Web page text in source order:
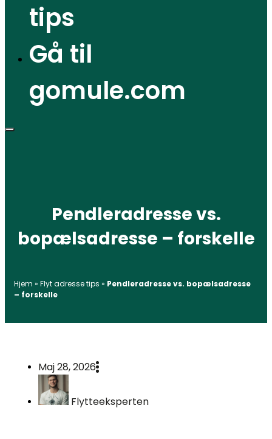
tips
Gå til
gomule.com
Pendleradresse vs.
bopælsadresse – forskelle
Hjem » Flyt adresse tips » Pendleradresse vs. bopælsadresse
– forskelle
Maj 28, 2026
Flytteeksperten